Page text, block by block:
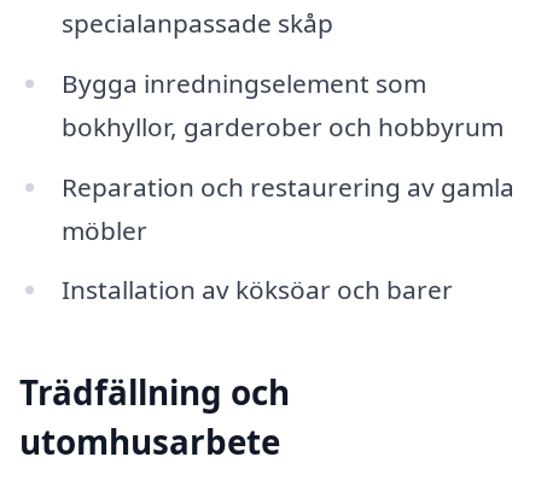
specialanpassade skåp
Bygga inredningselement som
bokhyllor, garderober och hobbyrum
Reparation och restaurering av gamla
möbler
Installation av köksöar och barer
Trädfällning och
utomhusarbete